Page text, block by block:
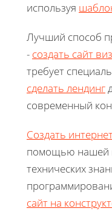
используя
Лучший способ
- создать сайт
требует
сделать лендинг
современный
Создать
помощью нашей
технических
сайт на